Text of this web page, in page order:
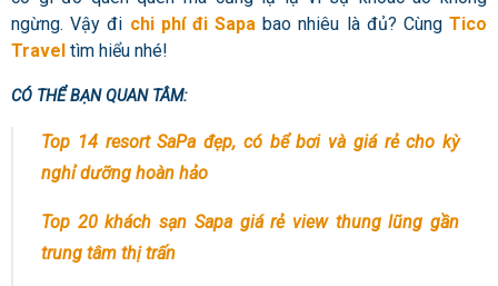
ngừng. Vậy đi chi phí đi Sapa bao nhiêu là đủ? Cùng Tico
Travel tìm hiểu nhé!
CÓ THỂ BẠN QUAN TÂM:
Top 14 resort SaPa đẹp, có bể bơi và giá rẻ cho kỳ
nghỉ dưỡng hoàn hảo
Top 20 khách sạn Sapa giá rẻ view thung lũng gần
trung tâm thị trấn